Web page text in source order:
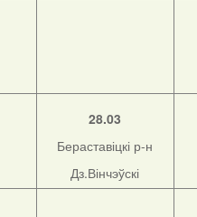
28.03
Бераставіцкі р-н
Дз.Вінчэўскі